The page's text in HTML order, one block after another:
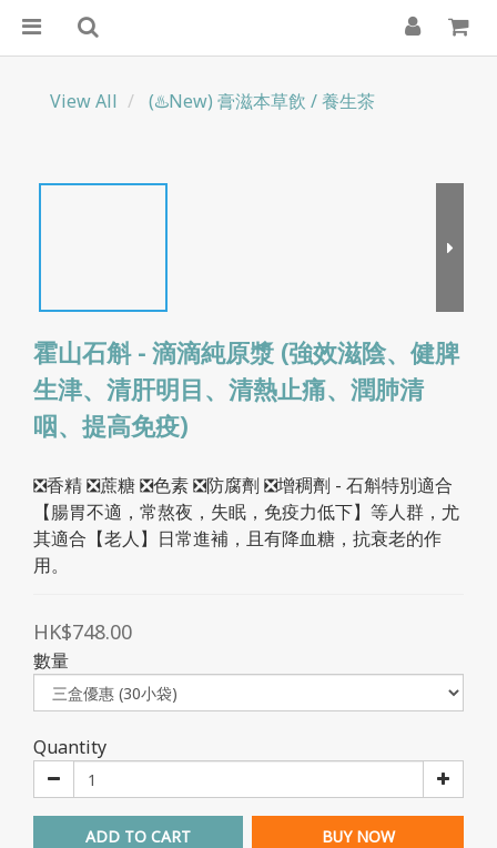
View All (♨️New) 膏滋本草飲 / 養生茶
霍山石斛 - 滴滴純原漿 (強效滋陰、健脾
生津、清肝明目、清熱止痛、潤肺清
咽、提高免疫)
❎香精 ❎蔗糖 ❎色素 ❎防腐劑 ❎增稠劑 - 石斛特別適合
【腸胃不適，常熬夜，失眠，免疫力低下】等人群，尤
其適合【老人】日常進補，且有降血糖，抗衰老的作
用。
HK$748.00
數量
Quantity
ADD TO CART BUY NOW